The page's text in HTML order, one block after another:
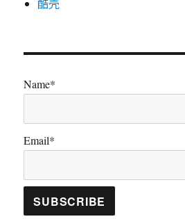
酷壳
Name*
Email*